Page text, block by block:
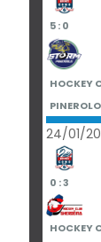
5 : 0
HOCKEY
PINEROLO
24/01/
0 : 3
HOCKEY